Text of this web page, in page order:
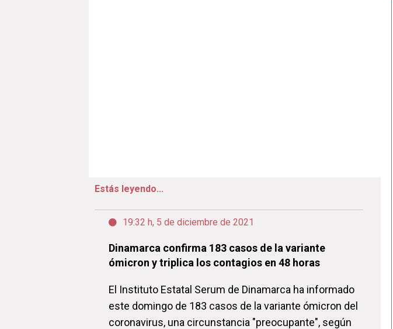
Estás leyendo...
19:32 h, 5 de diciembre de 2021
Dinamarca confirma 183 casos de la variante
ómicron y triplica los contagios en 48 horas
El Instituto Estatal Serum de Dinamarca ha informado
este domingo de 183 casos de la variante ómicron del
coronavirus, una circunstancia "preocupante", según